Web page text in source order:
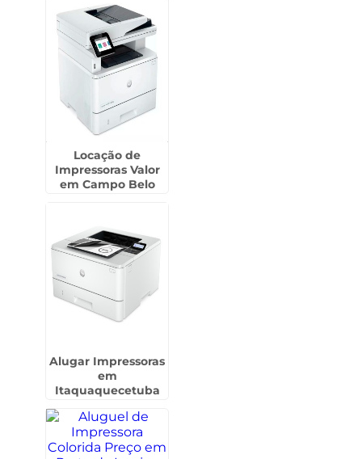
Locação de
Impressoras Valor
em Campo Belo
Alugar Impressoras
em
Itaquaquecetuba